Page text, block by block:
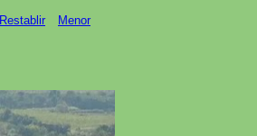
Restablir Menor